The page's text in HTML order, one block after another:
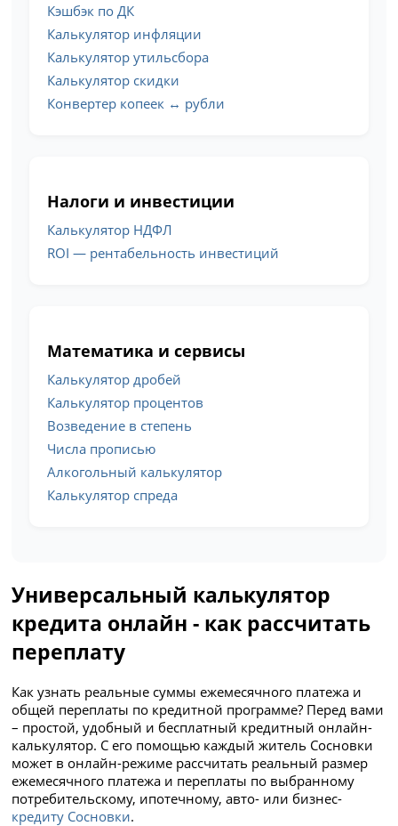
Кэшбэк по ДК
Калькулятор инфляции
Калькулятор утильсбора
Калькулятор скидки
Конвертер копеек ↔ рубли
Налоги и инвестиции
Калькулятор НДФЛ
ROI — рентабельность инвестиций
Математика и сервисы
Калькулятор дробей
Калькулятор процентов
Возведение в степень
Числа прописью
Алкогольный калькулятор
Калькулятор спреда
Универсальный калькулятор
кредита онлайн - как рассчитать
переплату
Как узнать реальные суммы ежемесячного платежа и
общей переплаты по кредитной программе? Перед вами
– простой, удобный и бесплатный кредитный онлайн-
калькулятор. С его помощью каждый житель Сосновки
может в онлайн-режиме рассчитать реальный размер
ежемесячного платежа и переплаты по выбранному
потребительскому, ипотечному, авто- или бизнес-
кредиту Сосновки.